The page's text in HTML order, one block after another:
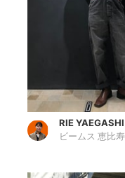
RIE YAEGASHI
ビームス 恵比寿